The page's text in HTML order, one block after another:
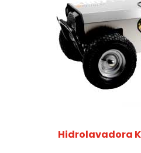
Hidrolavadora K